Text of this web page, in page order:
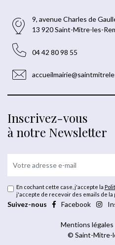
9, avenue Charles de
13 920 Saint-Mitre-les-
04 42 80 98 55
Inscrivez-vous
à notre Newsletter
En cochant cette case, j'accepte la
j'accepte de recevoir des emails de la
Suivez-nous Facebook
Mentions légales
© Saint-Mitre-